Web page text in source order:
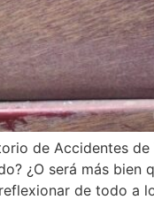
de Accidentes de
¿O será más bien
de todo a